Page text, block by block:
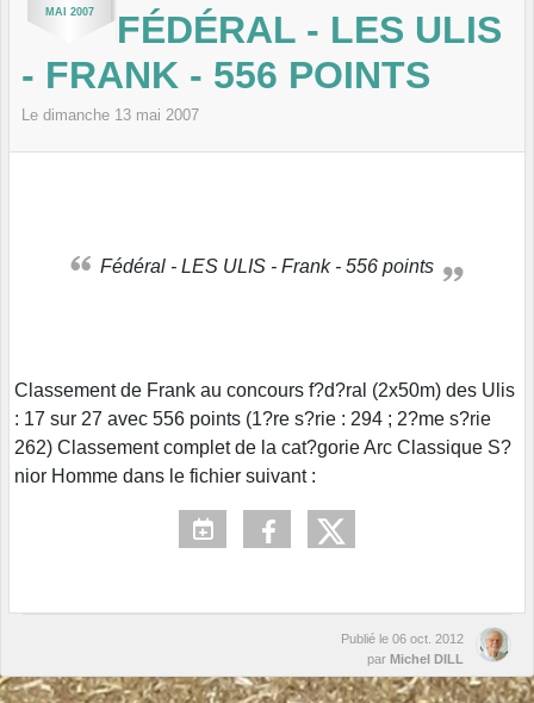
MAI 2007
FÉDÉRAL - LES ULIS
- FRANK - 556 POINTS
Le dimanche 13 mai 2007
Fédéral - LES ULIS - Frank - 556 points
Classement de Frank au concours f?d?ral (2x50m) des Ulis
: 17 sur 27 avec 556 points (1?re s?rie : 294 ; 2?me s?rie
262) Classement complet de la cat?gorie Arc Classique S?
nior Homme dans le fichier suivant :
Publié le 06 oct. 2012
par Michel DILL